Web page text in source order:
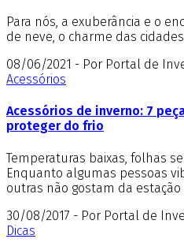
Para nós, a exuberância e o
de neve, o charme das
08/06/2021 - Por Portal de
Acessórios
Acessórios de inverno: 7
proteger do frio
Temperaturas baixas, folhas
Enquanto algumas pessoas
outras não gostam da estação
30/08/2017 - Por Portal de
Dicas